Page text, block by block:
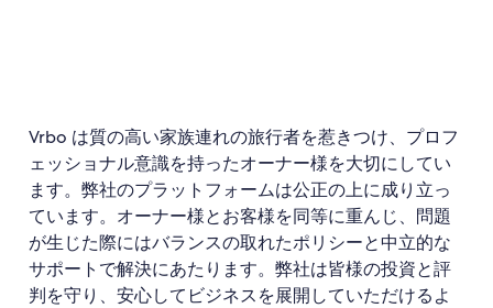
Vrbo は質の高い家族連れの旅行者を惹きつけ、プロフ
ェッショナル意識を持ったオーナー様を大切にしてい
ます。弊社のプラットフォームは公正の上に成り立っ
ています。オーナー様とお客様を同等に重んじ、問題
が生じた際にはバランスの取れたポリシーと中立的な
サポートで解決にあたります。弊社は皆様の投資と評
判を守り、安心してビジネスを展開していただけるよ